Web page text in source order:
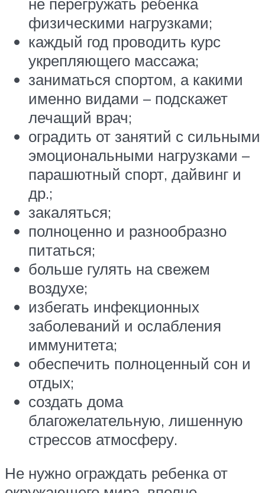
физическими нагрузками;
каждый год проводить курс
укрепляющего массажа;
заниматься спортом, а какими
именно видами – подскажет
лечащий врач;
оградить от занятий с сильными
эмоциональными нагрузками –
парашютный спорт, дайвинг и
др.;
закаляться;
полноценно и разнообразно
питаться;
больше гулять на свежем
воздухе;
избегать инфекционных
заболеваний и ослабления
иммунитета;
обеспечить полноценный сон и
отдых;
создать дома
благожелательную, лишенную
стрессов атмосферу.
Не нужно ограждать ребенка от